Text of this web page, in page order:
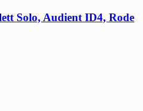
Solo, Audient ID4, Rode